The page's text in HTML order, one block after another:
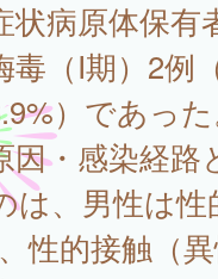
状病原体保
毒（I期）2例
）であった
因・感染経路
は、男性は性
性的接触（